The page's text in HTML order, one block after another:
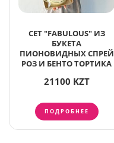
СЕТ "FABULOUS" ИЗ
БУКЕТА
ПИОНОВИДНЫХ СПРЕЙ
РОЗ И БЕНТО ТОРТИКА
21100 KZT
ПОДРОБНЕЕ